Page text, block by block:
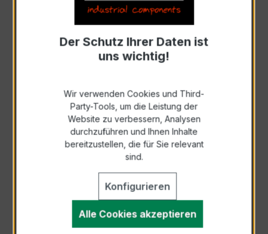
Zur Sammelanfrage hinzufügen
Anfrage telefonisch
Als PDF exportieren
Der Schutz Ihrer Daten ist
uns wichtig!
Wir verwenden Cookies und Third-
Party-Tools, um die Leistung der
Website zu verbessern, Analysen
durchzuführen und Ihnen Inhalte
bereitzustellen, die für Sie relevant
sind.
Konfigurieren
Alle Cookies akzeptieren